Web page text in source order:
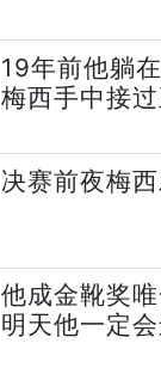
19年前他躺
梅西手中接
决赛前夜梅
他成金靴奖
明天他一定